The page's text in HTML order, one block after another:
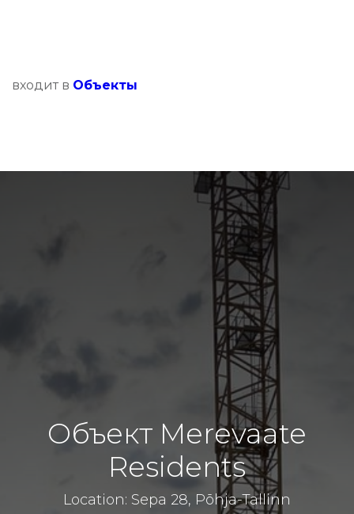
входит в Oбъекты
Объект Merevaate
Residents
Location: Sepa 28, Põhja-Tallinn